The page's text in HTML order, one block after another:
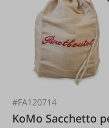
#FA120714
KoMo Sacchetto per